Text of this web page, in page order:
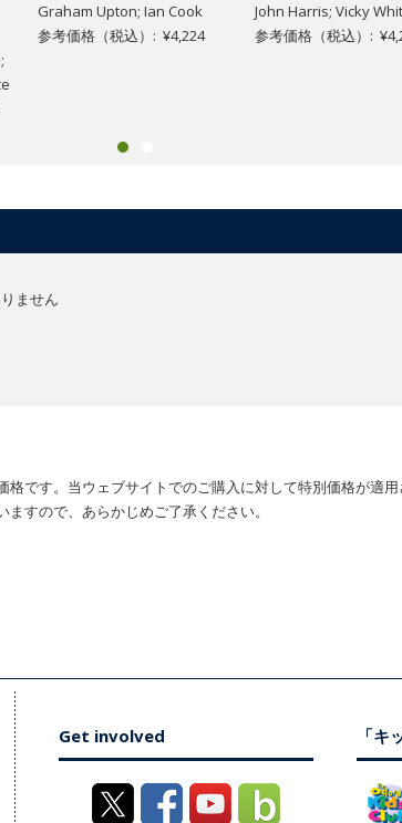
Graham Upton; Ian Cook
参考価格（税込）: ¥4,224
John Harris; Vicky
参考価格（税込）:
ません
です。当ウェブサイトでのご購入に対して特別価格が適
すので、あらかじめご了承ください。
Get involved 「